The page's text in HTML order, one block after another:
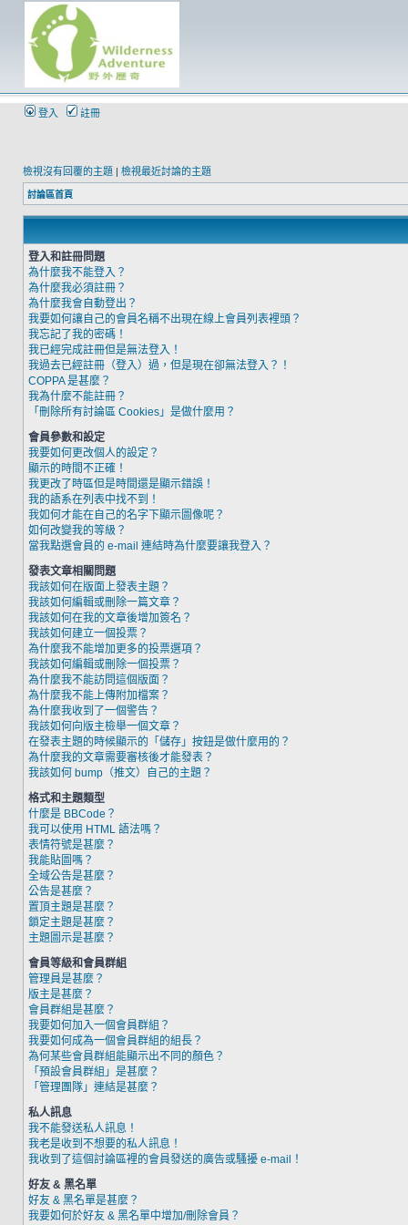
登入 註冊
檢視沒有回覆的主題 | 檢視最近討論的主題
討論區首頁
登入和註冊問題
為什麼我不能登入？
為什麼我必須註冊？
為什麼我會自動登出？
我要如何讓自己的會員名稱不出現在線上會員列表裡頭？
我忘記了我的密碼！
我已經完成註冊但是無法登入！
我過去已經註冊（登入）過，但是現在卻無法登入？！
COPPA 是甚麼？
我為什麼不能註冊？
「刪除所有討論區 Cookies」是做什麼用？
會員參數和設定
我要如何更改個人的設定？
顯示的時間不正確！
我更改了時區但是時間還是顯示錯誤！
我的語系在列表中找不到！
我如何才能在自己的名字下顯示圖像呢？
如何改變我的等級？
當我點選會員的 e-mail 連結時為什麼要讓我登入？
發表文章相關問題
我該如何在版面上發表主題？
我該如何編輯或刪除一篇文章？
我該如何在我的文章後增加簽名？
我該如何建立一個投票？
為什麼我不能增加更多的投票選項？
我該如何編輯或刪除一個投票？
為什麼我不能訪問這個版面？
為什麼我不能上傳附加檔案？
為什麼我收到了一個警告？
我該如何向版主檢舉一個文章？
在發表主題的時候顯示的「儲存」按鈕是做什麼用的？
為什麼我的文章需要審核後才能發表？
我該如何 bump（推文）自己的主題？
格式和主題類型
什麼是 BBCode？
我可以使用 HTML 語法嗎？
表情符號是甚麼？
我能貼圖嗎？
全域公告是甚麼？
公告是甚麼？
置頂主題是甚麼？
鎖定主題是甚麼？
主題圖示是甚麼？
會員等級和會員群組
管理員是甚麼？
版主是甚麼？
會員群組是甚麼？
我要如何加入一個會員群組？
我要如何成為一個會員群組的組長？
為何某些會員群組能顯示出不同的顏色？
「預設會員群組」是甚麼？
「管理團隊」連結是甚麼？
私人訊息
我不能發送私人訊息！
我老是收到不想要的私人訊息！
我收到了這個討論區裡的會員發送的廣告或騷擾 e-mail！
好友 & 黑名單
好友 & 黑名單是甚麼？
我要如何於好友 & 黑名單中增加/刪除會員？